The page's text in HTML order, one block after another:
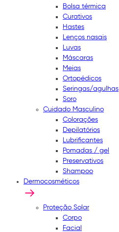
Bolsa térmica
Curativos
Hastes
Lenços nasais
Luvas
Máscaras
Meias
Ortopédicos
Seringas/agulhas
Soro
Cuidado Masculino
Colorações
Depilatórios
Lubrificantes
Pomadas / gel
Preservativos
Shampoo
Dermocosméticos
Proteção Solar
Corpo
Facial